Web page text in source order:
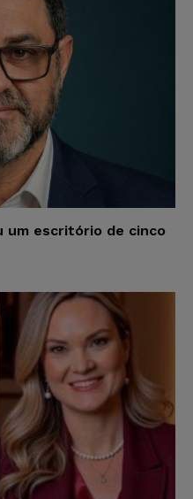
um escritório de cinco